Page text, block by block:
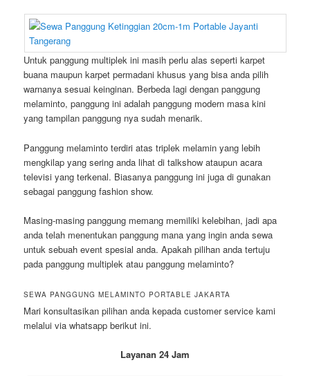
Untuk panggung multiplek ini masih perlu alas seperti karpet
buana maupun karpet permadani khusus yang bisa anda pilih
warnanya sesuai keinginan. Berbeda lagi dengan panggung
melaminto, panggung ini adalah panggung modern masa kini
yang tampilan panggung nya sudah menarik.
Panggung melaminto terdiri atas triplek melamin yang lebih
mengkilap yang sering anda lihat di talkshow ataupun acara
televisi yang terkenal. Biasanya panggung ini juga di gunakan
sebagai panggung fashion show.
Masing-masing panggung memang memiliki kelebihan, jadi apa
anda telah menentukan panggung mana yang ingin anda sewa
untuk sebuah event spesial anda. Apakah pilihan anda tertuju
pada panggung multiplek atau panggung melaminto?
SEWA PANGGUNG MELAMINTO PORTABLE JAKARTA
Mari konsultasikan pilihan anda kepada customer service kami
melalui via whatsapp berikut ini.
Layanan 24 Jam